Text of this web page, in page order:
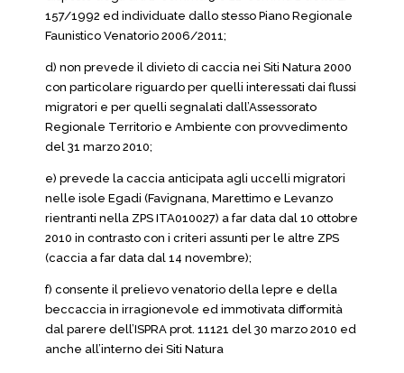
157/1992 ed individuate dallo stesso Piano Regionale
Faunistico Venatorio 2006/2011;
d) non prevede il divieto di caccia nei Siti Natura 2000
con particolare riguardo per quelli interessati dai flussi
migratori e per quelli segnalati dall’Assessorato
Regionale Territorio e Ambiente con provvedimento
del 31 marzo 2010;
e) prevede la caccia anticipata agli uccelli migratori
nelle isole Egadi (Favignana, Marettimo e Levanzo
rientranti nella ZPS ITA010027) a far data dal 10 ottobre
2010 in contrasto con i criteri assunti per le altre ZPS
(caccia a far data dal 14 novembre);
f) consente il prelievo venatorio della lepre e della
beccaccia in irragionevole ed immotivata difformità
dal parere dell’ISPRA prot. 11121 del 30 marzo 2010 ed
anche all’interno dei Siti Natura